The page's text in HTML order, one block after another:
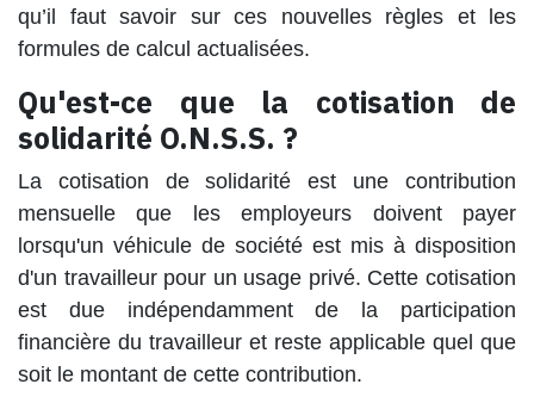
qu’il faut savoir sur ces nouvelles règles et les
formules de calcul actualisées.
Qu'est-ce que la cotisation de
solidarité O.N.S.S. ?
La cotisation de solidarité est une contribution
mensuelle que les employeurs doivent payer
lorsqu'un véhicule de société est mis à disposition
d'un travailleur pour un usage privé. Cette cotisation
est due indépendamment de la participation
financière du travailleur et reste applicable quel que
soit le montant de cette contribution.